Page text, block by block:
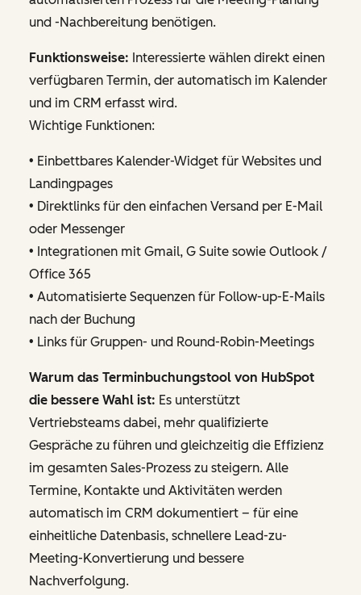
und -Nachbereitung benötigen.
Funktionsweise: Interessierte wählen direkt einen
verfügbaren Termin, der automatisch im Kalender
und im CRM erfasst wird.
Wichtige Funktionen:
• Einbettbares Kalender-Widget für Websites und
Landingpages
• Direktlinks für den einfachen Versand per E-Mail
oder Messenger
• Integrationen mit Gmail, G Suite sowie Outlook /
Office 365
• Automatisierte Sequenzen für Follow-up-E-Mails
nach der Buchung
• Links für Gruppen- und Round-Robin-Meetings
Warum das Terminbuchungstool von HubSpot
die bessere Wahl ist: Es unterstützt
Vertriebsteams dabei, mehr qualifizierte
Gespräche zu führen und gleichzeitig die Effizienz
im gesamten Sales-Prozess zu steigern. Alle
Termine, Kontakte und Aktivitäten werden
automatisch im CRM dokumentiert – für eine
einheitliche Datenbasis, schnellere Lead-zu-
Meeting-Konvertierung und bessere
Nachverfolgung.